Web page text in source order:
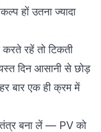
हों उतना ज्यादा
रहें तो टिकती
दिन आसानी से छोड़
बार एक ही क्रम में
बना लें — PV को